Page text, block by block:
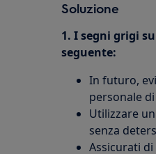
Soluzione
1. I segni grigi
seguente:
In futuro,
personale
Utilizzare
senza
Assicurati